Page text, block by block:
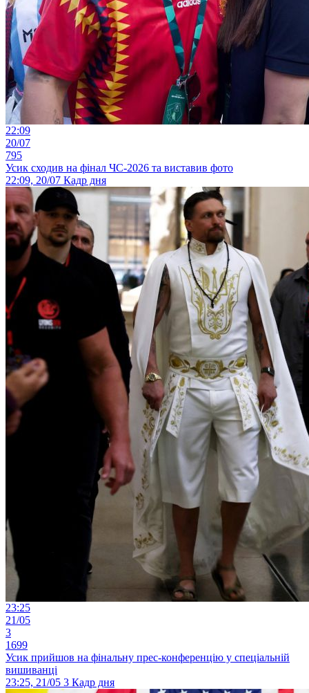
22:09
20/07
795
Усик сходив на фінал ЧС-2026 та виставив фото
22:09, 20/07 Кадр дня
23:25
21/05
3
1699
Усик прийшов на фінальну прес-конференцію у спеціальній
вишиванці
23:25, 21/05 3 Кадр дня